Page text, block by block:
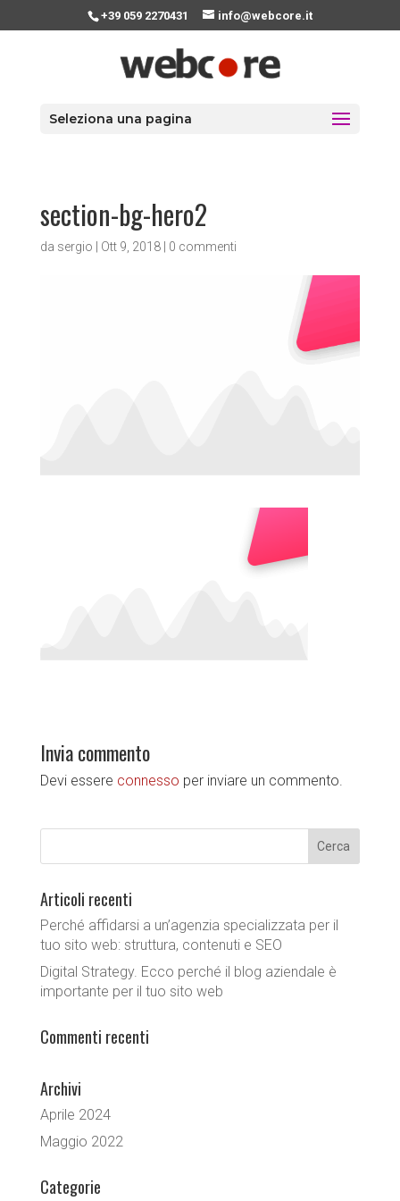
+39 059 2270431 info@webcore.it
Seleziona una pagina
section-bg-hero2
da sergio Ott 9, 2018| 0 commenti
Invia commento
Devi essere connesso per inviare un commento.
Articoli recenti
Perché affidarsi a un’agenzia specializzata per il
tuo sito web: struttura, contenuti e SEO
Digital Strategy. Ecco perché il blog aziendale è
importante per il tuo sito web
Commenti recenti
Archivi
Aprile 2024
Maggio 2022
Categorie